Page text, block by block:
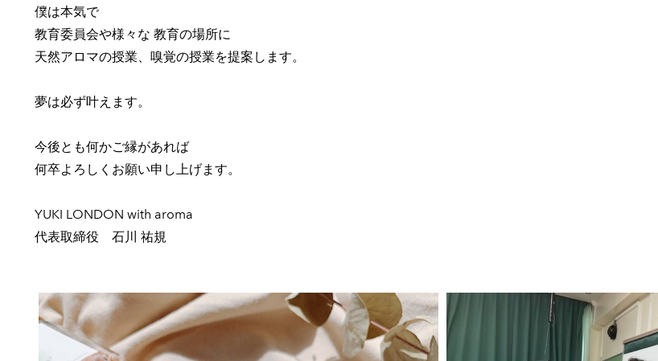
僕は本気で
教育委員会や様々な 教育の場所に
天然アロマの授業、嗅覚の授業を提案します。
夢は必ず叶えます。
今後とも何かご縁があれば
何卒よろしくお願い申し上げます。
YUKI LONDON with aroma
代表取締役 石川 祐規